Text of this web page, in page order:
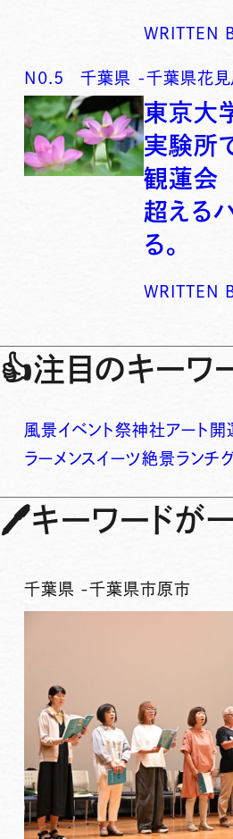
WRITTEN
N0. 5 千葉県 -千葉県花見
東京大
実験所
観蓮会
超える
る。
WRITTEN
👍注目のキーワ
風景イベント祭神社アート 開
ラーメンスイーツ絶景ランチ
🖊キーワードが
千葉県 -千葉県市原市